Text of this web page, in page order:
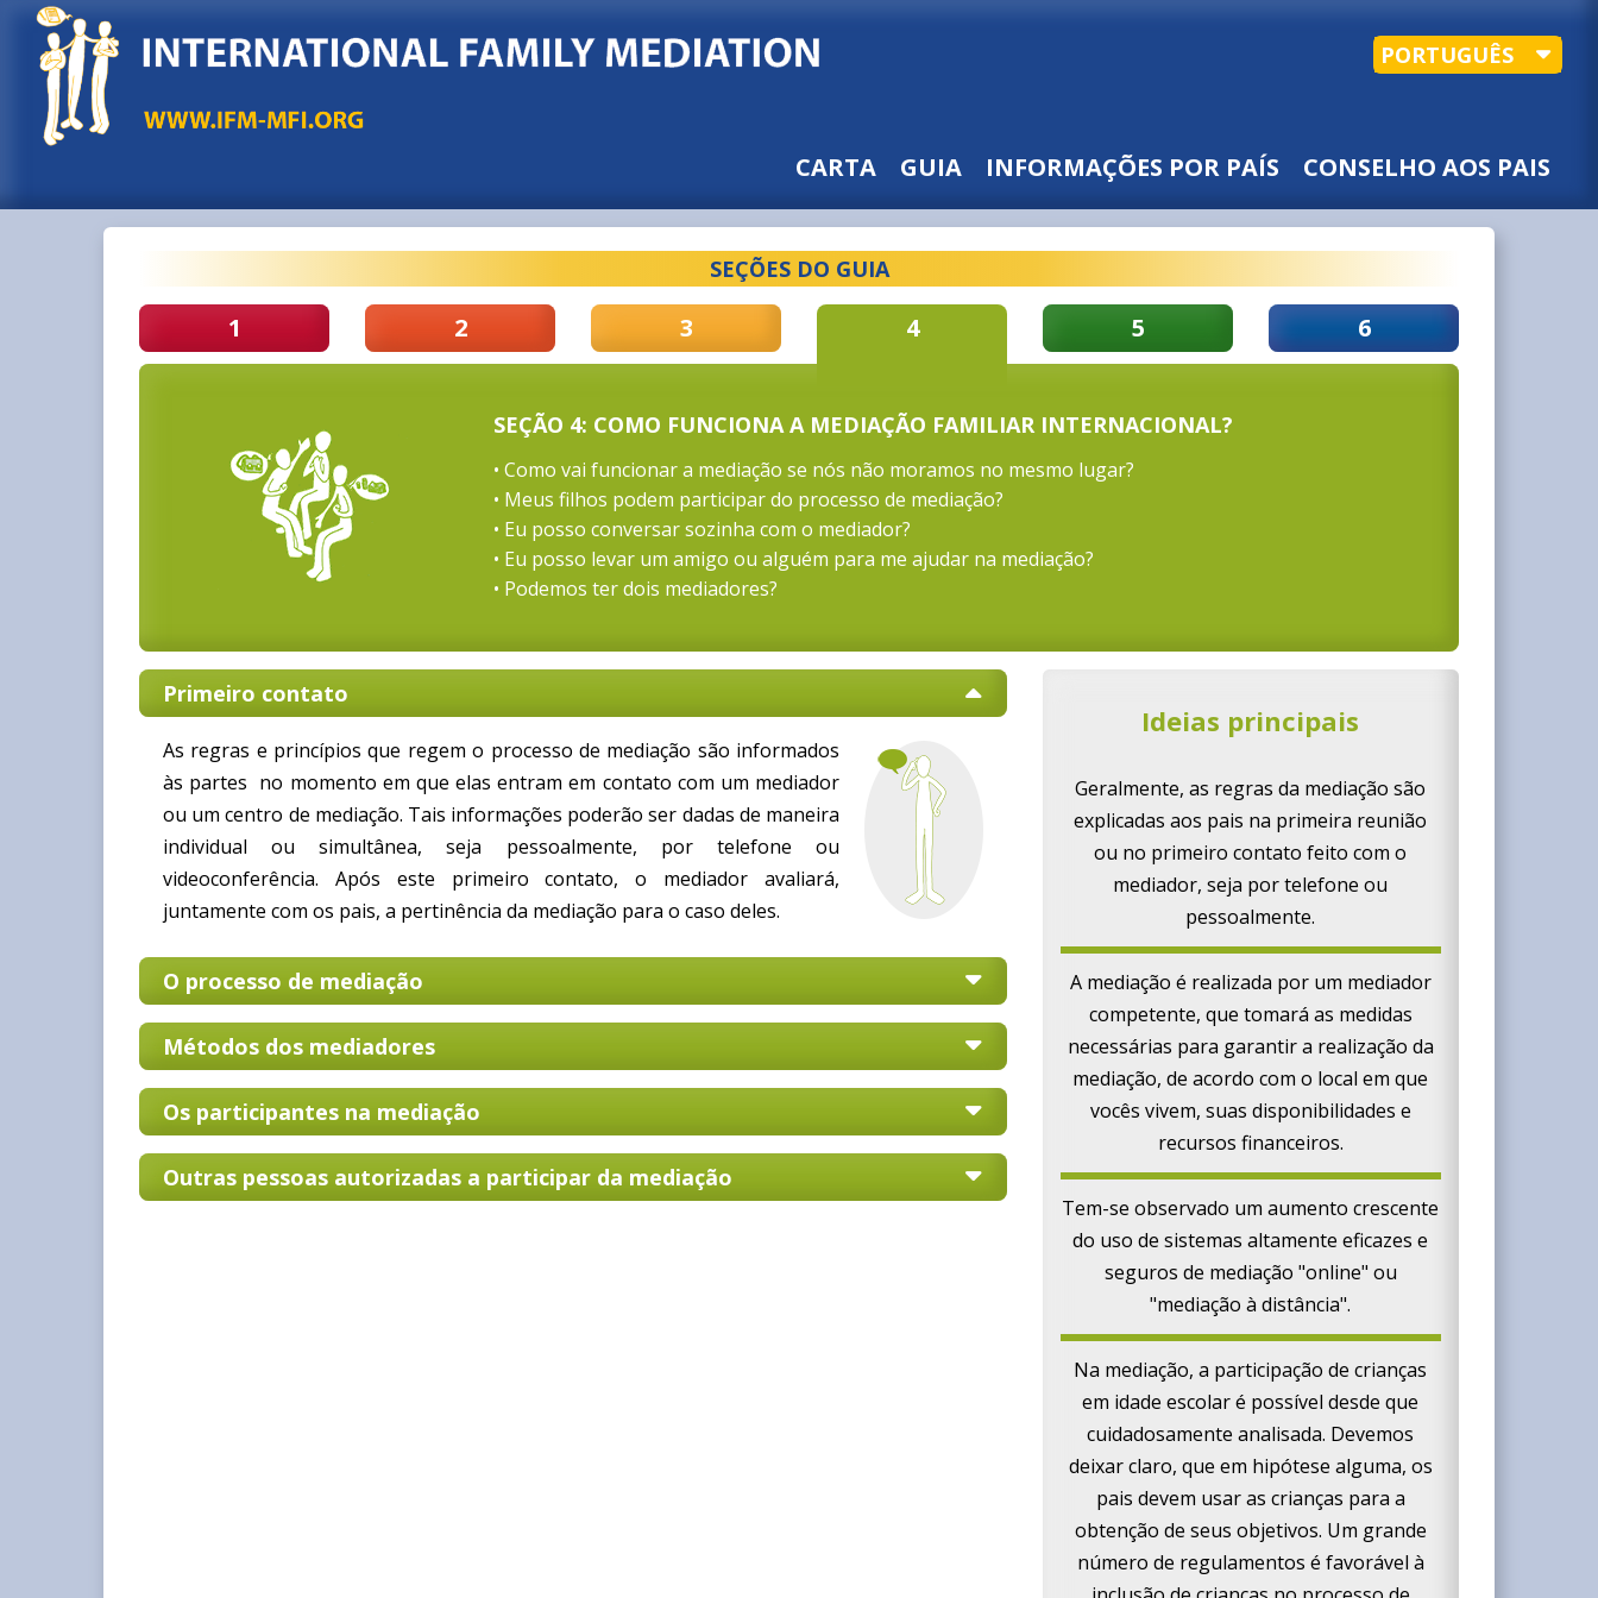
PORTUGUÊS
CARTA GUIA INFORMAÇÕES POR PAÍS CONSELHO AOS PAIS
SEÇÕES DO GUIA
1 2 3 4 5 6
SEÇÃO 4: COMO FUNCIONA A MEDIAÇÃO FAMILIAR INTERNACIONAL?
• Como vai funcionar a mediação se nós não moramos no mesmo lugar?
• Meus filhos podem participar do processo de mediação?
• Eu posso conversar sozinha com o mediador?
• Eu posso levar um amigo ou alguém para me ajudar na mediação?
• Podemos ter dois mediadores?
Primeiro contato
As regras e princípios que regem o processo de mediação são informados
às partes no momento em que elas entram em contato com um mediador
ou um centro de mediação. Tais informações poderão ser dadas de maneira
individual ou simultânea, seja pessoalmente, por telefone ou
videoconferência. Após este primeiro contato, o mediador avaliará,
juntamente com os pais, a pertinência da mediação para o caso deles.
O processo de mediação
Métodos dos mediadores
Os participantes na mediação
Outras pessoas autorizadas a participar da mediação
Ideias principais
Geralmente, as regras da mediação são
explicadas aos pais na primeira reunião
ou no primeiro contato feito com o
mediador, seja por telefone ou
pessoalmente.
A mediação é realizada por um mediador
competente, que tomará as medidas
necessárias para garantir a realização da
mediação, de acordo com o local em que
vocês vivem, suas disponibilidades e
recursos financeiros.
Tem-se observado um aumento crescente
do uso de sistemas altamente eficazes e
seguros de mediação "online" ou
"mediação à distância".
Na mediação, a participação de crianças
em idade escolar é possível desde que
cuidadosamente analisada. Devemos
deixar claro, que em hipótese alguma, os
pais devem usar as crianças para a
obtenção de seus objetivos. Um grande
número de regulamentos é favorável à